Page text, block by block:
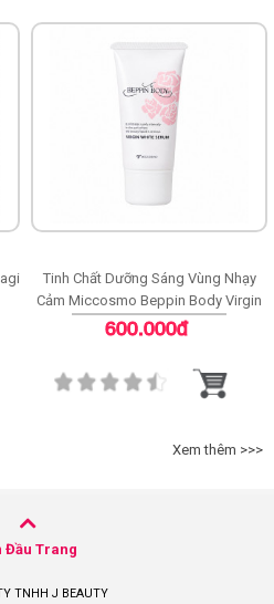
Tinh Chất Dưỡng Sáng Vùng Nhạy
Cảm Miccosmo Beppin Body Virgin
White Serum
600.000đ
Xem thêm >>>
Đầu Trang
TNHH J BEAUTY